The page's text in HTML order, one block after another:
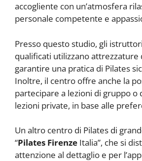
accogliente con un’atmosfera
personale competente e
Presso questo studio, gli
qualificati utilizzano attrezzature
garantire una pratica di Pilates
Inoltre, il centro offre anche la
partecipare a lezioni di gruppo o
lezioni private, in base alle
Un altro centro di Pilates di
“Pilates Firenze Italia”, che si
attenzione al dettaglio e per